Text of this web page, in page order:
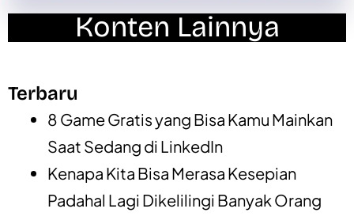
Konten Lainnya
Terbaru
8 Game Gratis yang Bisa Kamu Mainkan
Saat Sedang di LinkedIn
Kenapa Kita Bisa Merasa Kesepian
Padahal Lagi Dikelilingi Banyak Orang